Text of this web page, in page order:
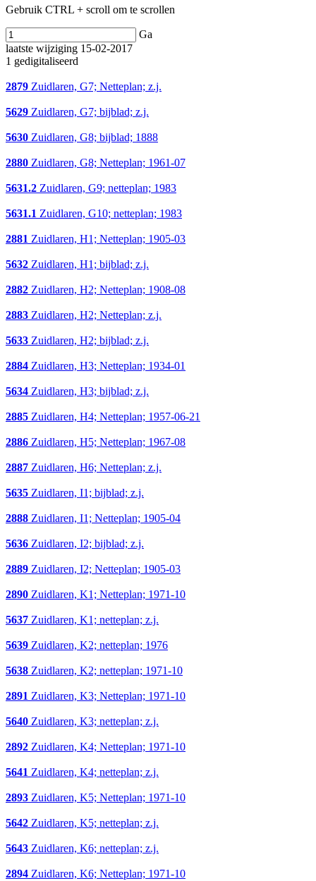
Gebruik CTRL + scroll om te scrollen
Ga
laatste wijziging 15-02-2017
1 gedigitaliseerd
2879 Zuidlaren, G7; Netteplan; z.j.
5629 Zuidlaren, G7; bijblad; z.j.
5630 Zuidlaren, G8; bijblad; 1888
2880 Zuidlaren, G8; Netteplan; 1961-07
5631.2 Zuidlaren, G9; netteplan; 1983
5631.1 Zuidlaren, G10; netteplan; 1983
2881 Zuidlaren, H1; Netteplan; 1905-03
5632 Zuidlaren, H1; bijblad; z.j.
2882 Zuidlaren, H2; Netteplan; 1908-08
2883 Zuidlaren, H2; Netteplan; z.j.
5633 Zuidlaren, H2; bijblad; z.j.
2884 Zuidlaren, H3; Netteplan; 1934-01
5634 Zuidlaren, H3; bijblad; z.j.
2885 Zuidlaren, H4; Netteplan; 1957-06-21
2886 Zuidlaren, H5; Netteplan; 1967-08
2887 Zuidlaren, H6; Netteplan; z.j.
5635 Zuidlaren, I1; bijblad; z.j.
2888 Zuidlaren, I1; Netteplan; 1905-04
5636 Zuidlaren, I2; bijblad; z.j.
2889 Zuidlaren, I2; Netteplan; 1905-03
2890 Zuidlaren, K1; Netteplan; 1971-10
5637 Zuidlaren, K1; netteplan; z.j.
5639 Zuidlaren, K2; netteplan; 1976
5638 Zuidlaren, K2; netteplan; 1971-10
2891 Zuidlaren, K3; Netteplan; 1971-10
5640 Zuidlaren, K3; netteplan; z.j.
2892 Zuidlaren, K4; Netteplan; 1971-10
5641 Zuidlaren, K4; netteplan; z.j.
2893 Zuidlaren, K5; Netteplan; 1971-10
5642 Zuidlaren, K5; netteplan; z.j.
5643 Zuidlaren, K6; netteplan; z.j.
2894 Zuidlaren, K6; Netteplan; 1971-10